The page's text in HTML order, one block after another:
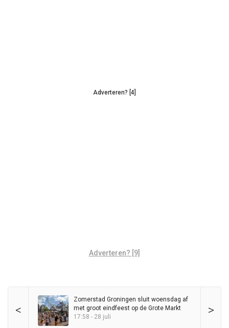
Adverteren? [4]
Adverteren? [9]
< >
Zomerstad Groningen sluit woensdag af
met groot eindfeest op de Grote Markt
17:58 - 28 juli